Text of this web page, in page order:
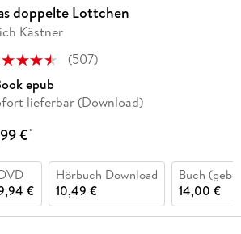
doppelte Lottchen
Kästner
(507)
epub
lieferbar (Download)
€*
€
Hörbuch Download
10,49 €
Buch
14,00 €